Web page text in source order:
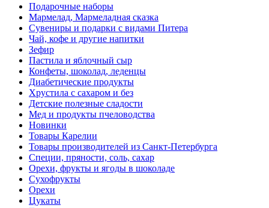
Подарочные наборы
Мармелад, Мармеладная сказка
Сувениры и подарки с видами Питера
Чай, кофе и другие напитки
Зефир
Пастила и яблочный сыр
Конфеты, шоколад, леденцы
Диабетические продукты
Хрустила с сахаром и без
Детские полезные сладости
Мед и продукты пчеловодства
Новинки
Товары Карелии
Товары производителей из Санкт-Петербурга
Специи, пряности, соль, сахар
Орехи, фрукты и ягоды в шоколаде
Сухофрукты
Орехи
Цукаты